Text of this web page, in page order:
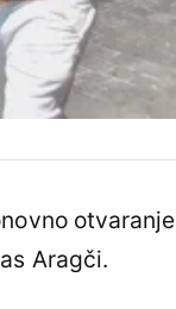
otvaranje
Aragči.